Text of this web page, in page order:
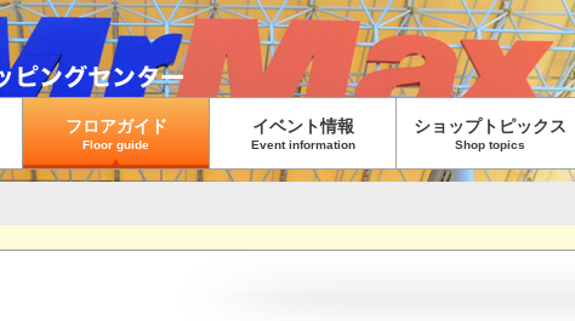
フロアガイド
Floor guide
イベント情報
Event information
ショップトピックス
Shop topics